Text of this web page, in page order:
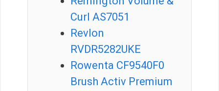
Curl AS7051
Revlon
RVDR5282UKE
Rowenta CF9540F0
Brush Activ Premium